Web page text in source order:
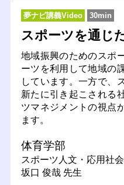
夢ナビ講義Video 30min
スポーツを通じ
地域振興のためのスポ
ーツを利用して地域の
しています。一方で、
新たに引き起こされる
ツマネジメントの視点
ます。
体育学部
スポーツ人文・応用社
坂口 俊哉 先生